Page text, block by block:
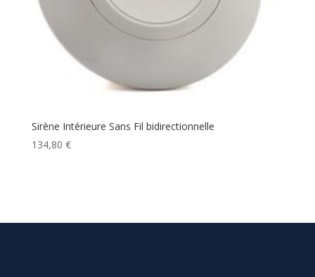
Sirène Intérieure Sans Fil bidirectionnelle
134,80 €